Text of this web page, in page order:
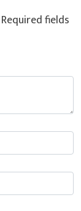
Required fields